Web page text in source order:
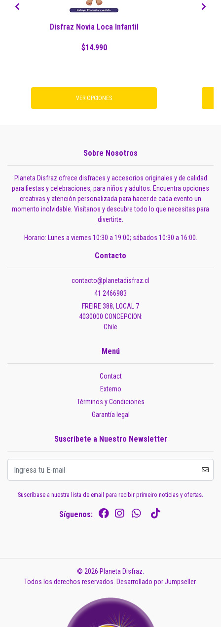
Disfraz Novia Loca Infantil
$14.990
VER OPCIONES
Sobre Nosotros
Planeta Disfraz ofrece disfraces y accesorios originales y de calidad
para fiestas y celebraciones, para niños y adultos. Encuentra opciones
creativas y atención personalizada para hacer de cada evento un
momento inolvidable. Visítanos y descubre todo lo que necesitas para
divertirte.
Horario: Lunes a viernes 10:30 a 19:00; sábados 10:30 a 16:00.
Contacto
contacto@planetadisfraz.cl
41 2466983
FREIRE 388, LOCAL 7
4030000 CONCEPCION:
Chile
Menú
Contact
Externo
Términos y Condiciones
Garantía legal
Suscríbete a Nuestro Newsletter
Suscríbase a nuestra lista de email para recibir primeiro noticias y ofertas.
Síguenos:
© 2026 Planeta Disfraz.
Todos los derechos reservados. Desarrollado por Jumpseller.